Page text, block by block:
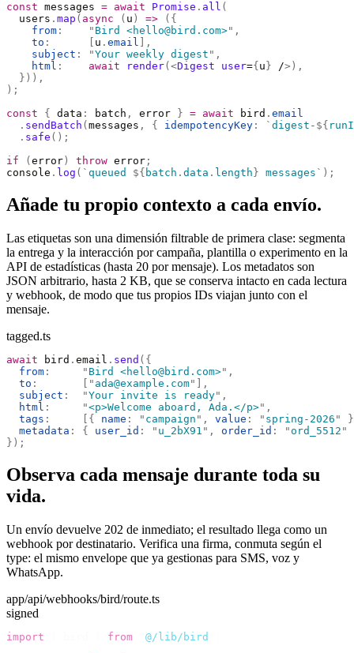
const messages = await Promise . all (
  users
. map ( async ( u ) => ({
    from
:
    "
Bird <hello@bird.com>" ,
    to
: u . email ],
    subject
: "Your weekly digest " ,
    html
:
    await
render(<Digest user={ u } />),
  })),
);
const { data : batch , error } = await bird . email
  .
sendBatch ( messages , { idempotencyKey : ` digest- ${
  .
safe ();
if ( error ) throw error ;
console . log ( ` queued ${ batch . data . length } messages ` );
Añade tu propio contexto a cada envío.
Las etiquetas son una dimensión filtrable de primera clase: segmenta
la entrega y la interacción por campaña, plantilla o experimento en la
API de estadísticas (hasta 20 por mensaje). Los metadatos son
JSON arbitrario, hasta 2 KB, que se conserva intacto en cada lectura
y webhook, de modo que tus propios IDs viajan junto con el
mensaje.
tagged.ts
await bird . email . send ({
  from
:
     "
Bird <hello@bird.com>" ,
  to
: " ada@example.com"
],
  subject
:
  "
Your invite is ready" ,
  html
:
     "
<p>Welcome aboard, Ada.</p>" ,
  tags
:
     [{
name : " campaign " , value : " spring-2026 "
  metadata
: { user_id : " u_2bX91 " , order_id : "ord_5512 "
});
Observa cada mensaje durante toda su
vida.
Un envío devuelve 202 de inmediato; el resultado llega como un
webhook por destinatario. Verifica una firma, conmuta según el
type: el mismo envelope que ya gestionas para SMS, voz y
WhatsApp.
app/api/webhooks/bird/route.ts
signed
import from @/lib/bird